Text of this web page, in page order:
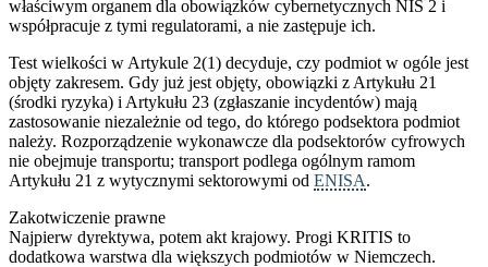
właściwym organem dla obowiązków cybernetycznych NIS 2 i
współpracuje z tymi regulatorami, a nie zastępuje ich.
Test wielkości w Artykule 2(1) decyduje, czy podmiot w ogóle jest
objęty zakresem. Gdy już jest objęty, obowiązki z Artykułu 21
(środki ryzyka) i Artykułu 23 (zgłaszanie incydentów) mają
zastosowanie niezależnie od tego, do którego podsektora podmiot
należy. Rozporządzenie wykonawcze dla podsektorów cyfrowych
nie obejmuje transportu; transport podlega ogólnym ramom
Artykułu 21 z wytycznymi sektorowymi od ENISA.
Zakotwiczenie prawne
Najpierw dyrektywa, potem akt krajowy. Progi KRITIS to
dodatkowa warstwa dla większych podmiotów w Niemczech.